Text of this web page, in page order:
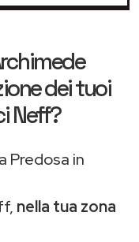
dei tuoi
Neff?
Predosa in
nella tua zona